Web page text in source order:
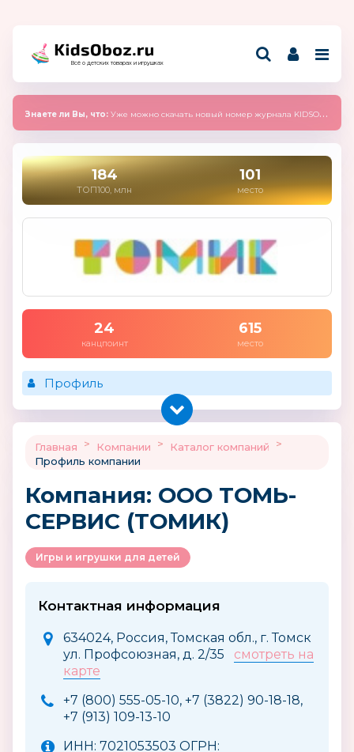
Всё о детских товарах и игрушках
Знаете ли Вы, что: Уже можно скачать новый номер журнала KIDSOBOZ 2025 (сентябрь)
184
ТОП100, млн
101
место
24
канцпоинт
615
место
Профиль
Главная > Компании > Каталог компаний
>
Профиль компании
Компания: ООО ТОМЬ-
СЕРВИС (ТОМИК)
Игры и игрушки для детей
Контактная информация
634024, Россия, Томская обл., г. Томск
ул. Профсоюзная, д. 2/35 смотреть на
карте
+7 (800) 555-05-10, +7 (3822) 90-18-18,
+7 (913) 109-13-10
ИНН: 7021053503 ОГРН: